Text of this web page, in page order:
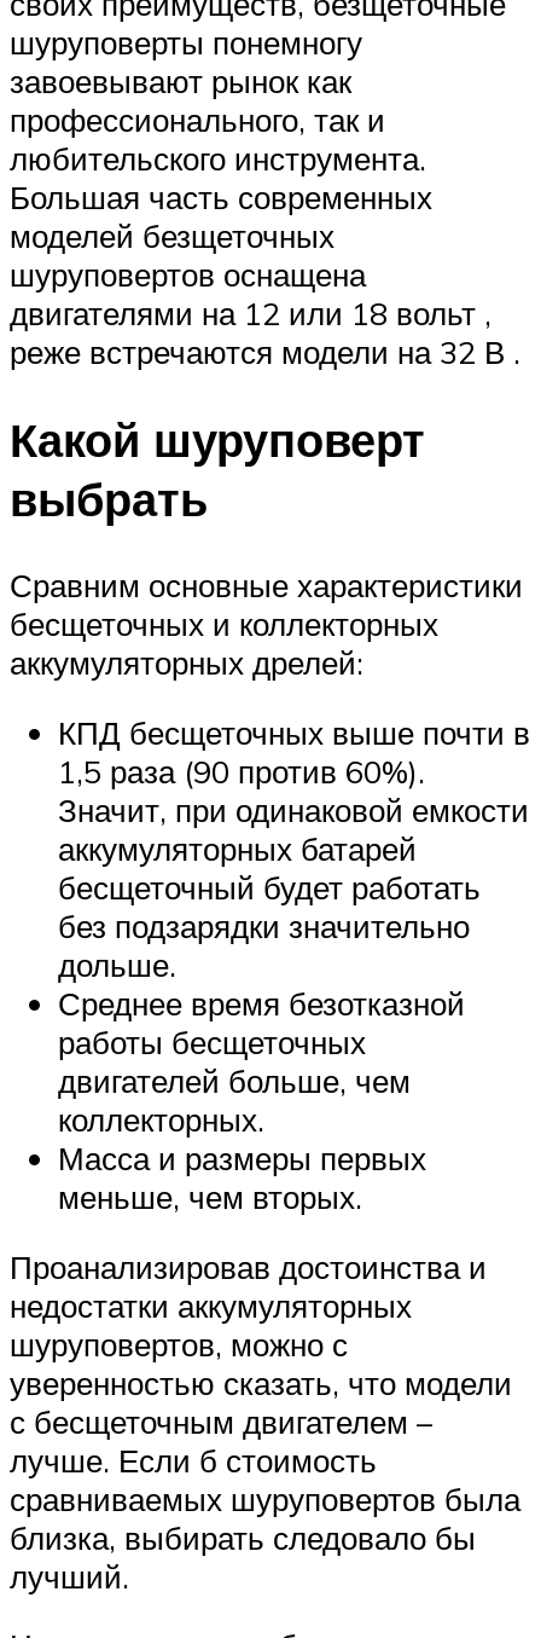
шуруповерты понемногу
завоевывают рынок как
профессионального, так и
любительского инструмента.
Большая часть современных
моделей безщеточных
шуруповертов оснащена
двигателями на 12 или 18 вольт ,
реже встречаются модели на 32 В .
Какой шуруповерт
выбрать
Сравним основные характеристики
бесщеточных и коллекторных
аккумуляторных дрелей:
КПД бесщеточных выше почти в
1,5 раза (90 против 60%).
Значит, при одинаковой емкости
аккумуляторных батарей
бесщеточный будет работать
без подзарядки значительно
дольше.
Среднее время безотказной
работы бесщеточных
двигателей больше, чем
коллекторных.
Масса и размеры первых
меньше, чем вторых.
Проанализировав достоинства и
недостатки аккумуляторных
шуруповертов, можно с
уверенностью сказать, что модели
с бесщеточным двигателем –
лучше. Если б стоимость
сравниваемых шуруповертов была
близка, выбирать следовало бы
лучший.